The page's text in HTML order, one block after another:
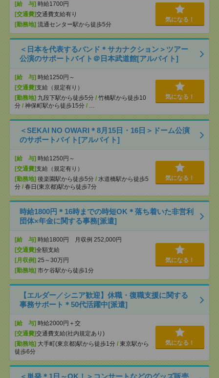
[給 与] 時給1700円
[交通費]交通費支給有り
[勤務地] 流通センター駅から徒歩5分
気になる！
＜日本を代表するバンド＊サカナクション＞ツアー
公演のサポートバイト＠日本武道館[アルバイト]
[給 与] 時給1250円～
[交通費]支給（規定有り）
[勤務地] 九段下駅から徒歩5分 / 竹橋駅から徒歩10
分 / 神保町駅から徒歩15分 / …
気になる！
＜SEKAI NO OWARI＊8月15日・16日＞ドーム公演
のサポートバイト[アルバイト]
[給 与] 時給1250円～
[交通費]支給（規定有り）
[勤務地] 後楽園駅から徒歩5分 / 水道橋駅から徒歩5
分 / 春日(東京都)駅から徒歩7分
気になる！
時給1800円＊16時までの時短OK＊落ち着いた非営利
団体×年金に関する事務[派遣]
[給 与] 時給1800円 月収例 252,000円
[交通費]全額支給
[月収例] 25～30万円
[勤務地] 市ケ谷駅から徒歩1分
気になる！
【エルダー／シニア歓迎】休職・復職支援に関する
事務サポート＊50代活躍中[派遣]
[給 与] 時給2000円＋交
[交通費]交通費支給(社内規定あり)
[勤務地] 大手町(東京都)駅から徒歩1分 / 東京駅から
徒歩6分
気になる！
＜単発＊1日～OK！＞コンサートなどのグッズ販売